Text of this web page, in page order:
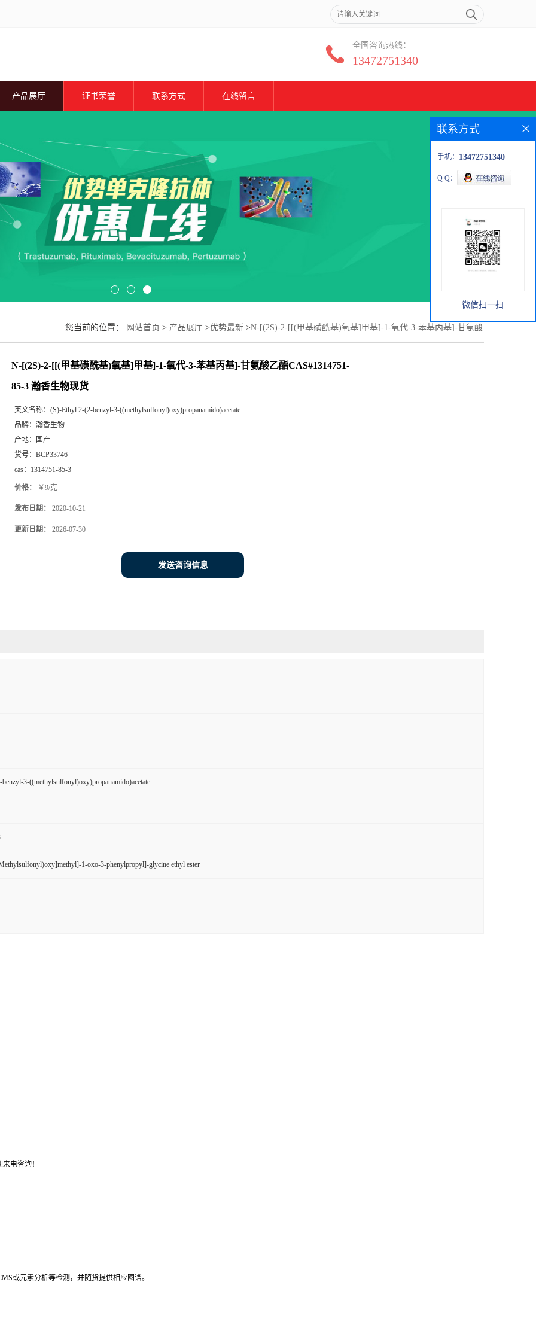
全国咨询热线：
13472751340
产品展厅 证书荣誉 联系方式 在线留言
您当前的位置： 网站首页 > 产品展厅 >优势最新 >N-[(2S)-2-[[(甲基磺酰基)氧基]甲基]-1-氧代-3-苯基丙基]-甘氨酸
N-[(2S)-2-[[(甲基磺酰基)氧基]甲基]-1-氧代-3-苯基丙基]-甘氨酸乙酯CAS#1314751-
85-3 瀚香生物现货
英文名称： (S)-Ethyl 2-(2-benzyl-3-((methylsulfonyl)oxy)propanamido)acetate
品牌： 瀚香生物
产地：
国产
货号： BCP33746
cas： 1314751-85-3
价格： ￥9/克
发布日期： 2020-10-21
更新日期： 2026-07-30
发送咨询信息
3-((methylsulfonyl)oxy)propanamido)acetate
1-oxo-3-phenylpropyl]-glycine ethyl ester
电咨询！
或元素分析等检测，并随货提供相应图谱。
联系方式
手机： 13472751340
Q Q：
微信扫一扫